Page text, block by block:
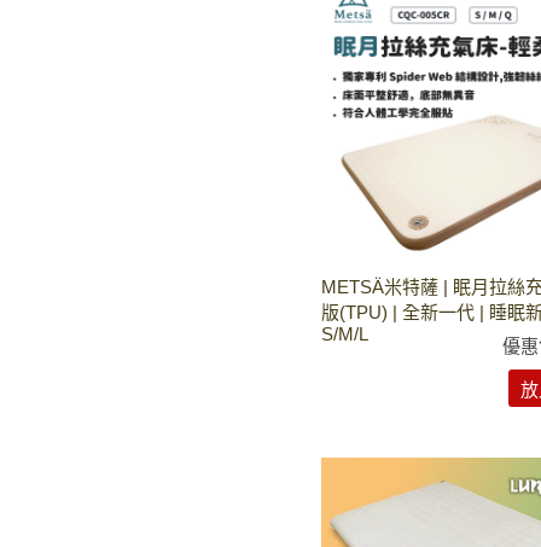
METSÄ米特薩 | 眠月拉絲
版(TPU) | 全新一代 | 睡眠
S/M/L
優